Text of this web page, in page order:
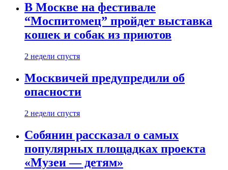
В Москве на фестивале
“Моспитомец” пройдет выставка
кошек и собак из приютов
2 недели спустя
Москвичей предупредили об
опасности
2 недели спустя
Собянин рассказал о самых
популярных площадках проекта
«Музеи — детям»